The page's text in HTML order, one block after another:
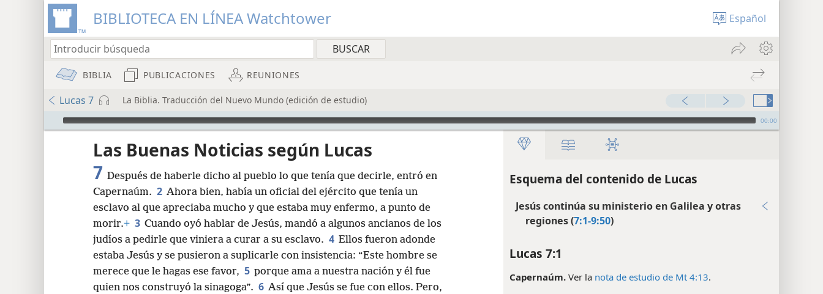
BIBLIOTECA EN LÍNEA Watchtower Español
BIBLIA PUBLICACIONES REUNIONES
Lucas 7 La Biblia. Traducción del Nuevo Mundo (edición de estudio)
Audio Player 00:00
Esquema del contenido de Lucas
Jesús continúa su ministerio en Galilea y otras
regiones (7:1-9:50)
Lucas 7:1
Capernaúm. Ver la nota de estudio de Mt 4:13.
Las Buenas Noticias según Lucas
7 Después de haberle dicho al pueblo lo que tenía que decirle, entró en
Capernaúm. 2 Ahora bien, había un oficial del ejército que tenía un
esclavo al que apreciaba mucho y que estaba muy enfermo, a punto de
morir.+ 3 Cuando oyó hablar de Jesús, mandó a algunos ancianos de los
judíos a pedirle que viniera a curar a su esclavo. 4 Ellos fueron adonde
estaba Jesús y se pusieron a suplicarle con insistencia: “Este hombre se
merece que le hagas ese favor, 5 porque ama a nuestra nación y él fue
quien nos construyó la sinagoga”. 6 Así que Jesús se fue con ellos. Pero,